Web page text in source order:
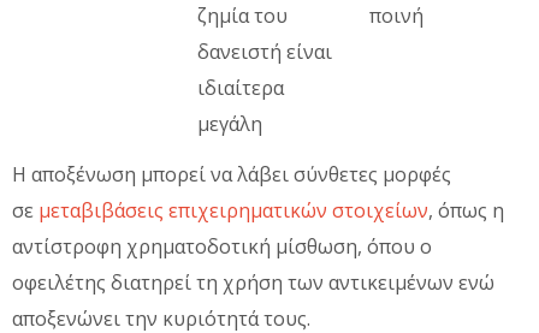
ζημία του
δανειστή είναι
ιδιαίτερα
μεγάλη
ποινή
Η αποξένωση μπορεί να λάβει σύνθετες μορφές
σε μεταβιβάσεις επιχειρηματικών στοιχείων, όπως η
αντίστροφη χρηματοδοτική μίσθωση, όπου ο
οφειλέτης διατηρεί τη χρήση των αντικειμένων ενώ
αποξενώνει την κυριότητά τους.